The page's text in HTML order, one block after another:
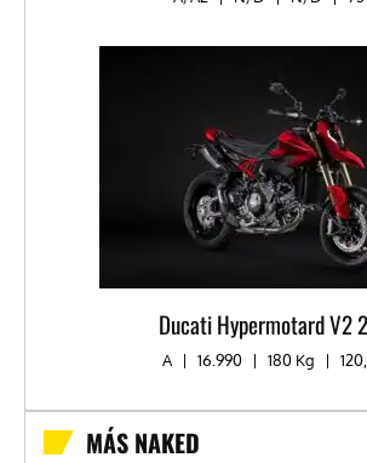
Ducati Hypermotard V2
A | 16.990 | 180 Kg |
MÁS NAKED